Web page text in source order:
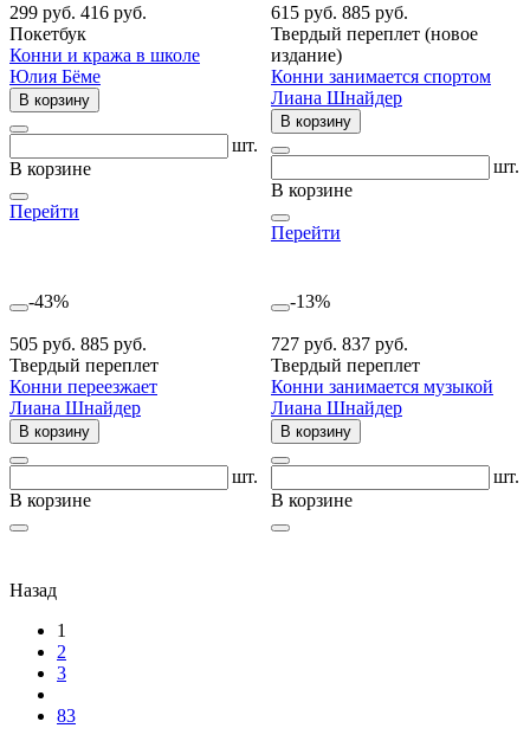
299 руб. 416 руб.
Покетбук
Конни и кража в школе
Юлия Бёме
В корзину
шт.
В корзине
Перейти
615 руб. 885 руб.
Твердый переплет (новое
издание)
Конни занимается спортом
Лиана Шнайдер
В корзину
шт.
В корзине
Перейти
-43%
505 руб. 885 руб.
Твердый переплет
Конни переезжает
Лиана Шнайдер
В корзину
шт.
В корзине
-13%
727 руб. 837 руб.
Твердый переплет
Конни занимается музыкой
Лиана Шнайдер
В корзину
шт.
В корзине
Назад
1
2
3
83